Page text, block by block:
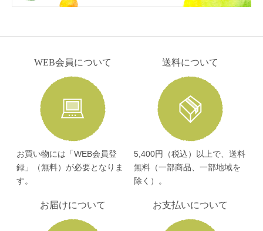
WEB会員について
お買い物には「WEB会員登
録」（無料）が必要となりま
す。
送料について
5,400円（税込）以上で、送料
無料（一部商品、一部地域を
除く）。
お届けについて お支払いについて